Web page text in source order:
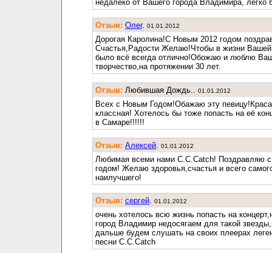
недалеко от Вашего города Владимира, легко
Отзыв: Олег. 01.01.2012
Дорогая Каролина!С Новым 2012 годом
Счастья,Радости Желаю!Чтобы в жизни
было всё всегда отлично!Обожаю и люблю
творчество,на протяжении 30 лет.
Отзыв: Любившая Дождь.. 01.01.2012
Всех с Новым Годом!Обажаю эту
классная! Хотелось бы тоже попасть на её
в Самаре!!!!!!
Отзыв: Алексей. 01.01.2012
Любимая всеми нами C.C.Catch! Поздравляю
годом! Желаю здоровья,счастья и всего
наилучшего!
Отзыв: сергей. 01.01.2012
очень хотелось всю жизнь попасть на
город Владимир недосягаем для такой
дальше будем слушать на своих плеерах
песни C.C.Catch